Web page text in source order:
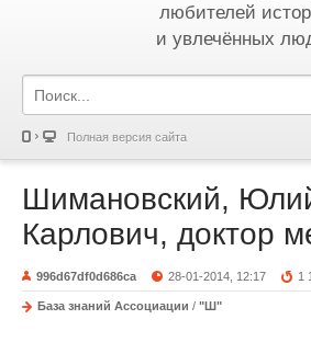
любителей
и увлечённых
Полная версия сайта
Шимановский,
Карлович, доктор
996d67df0d686ca 28-01-2014, 12:17 1
База знаний Ассоциации / "Ш"